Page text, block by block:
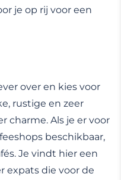
je op rij voor een
over en kies voor
rustige en zeer
charme. Als je er voor
beschikbaar,
Je vindt hier een
expats die voor de